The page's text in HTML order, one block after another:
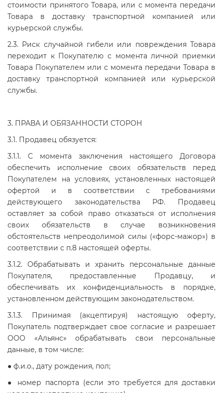
стоимости принятого Товара, или с момента передачи
Товара в доставку транспортной компанией или
курьерской службы.
2.3. Риск случайной гибели или повреждения Товара
переходит к Покупателю с момента личной приемки
Товара Покупателем или с момента передачи Товара в
доставку транспортной компанией или курьерской
службы.
3. ПРАВА И ОБЯЗАННОСТИ СТОРОН
3.1. Продавец обязуется:
3.1.1. С момента заключения настоящего Договора
обеспечить исполнение своих обязательств перед
Покупателем на условиях, установленных настоящей
офертой и в соответствии с требованиями
действующего законодательства РФ. Продавец
оставляет за собой право отказаться от исполнения
своих обязательств в случае возникновения
обстоятельств непреодолимой силы («форс-мажор») в
соответствии с п.8 настоящей оферты.
3.1.2. Обрабатывать и хранить персональные данные
Покупателя, предоставленные Продавцу, и
обеспечивать их конфиденциальность в порядке,
установленном действующим законодательством.
3.1.3. Принимая (акцептируя) настоящую оферту,
Покупатель подтверждает свое согласие и разрешает
ООО «Альянс» обрабатывать свои персональные
данные, в том числе:
● ф.и.о., дату рождения, пол;
● номер паспорта (если это требуется для доставки